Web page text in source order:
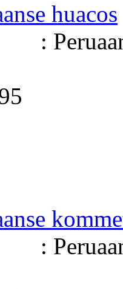
huacos
:
: